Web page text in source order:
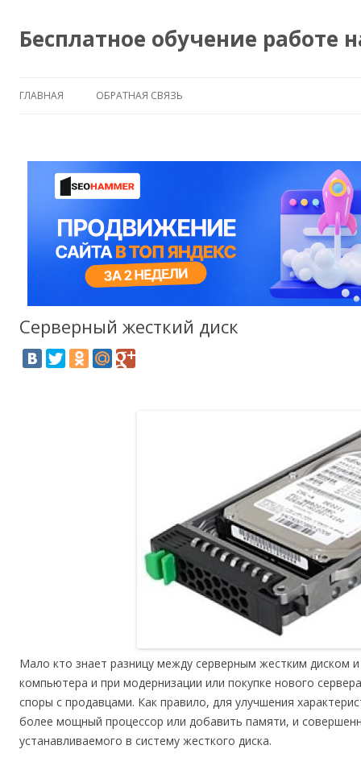
Бесплатное обучение работе
ГЛАВНАЯ ОБРАТНАЯ СВЯЗЬ
Серверный жесткий диск
Мало кто знает разницу между серверным жестким диском
компьютера и при модернизации или покупке нового
споры с продавцами. Как правило, для улучшения
более мощный процессор или добавить памяти, и
устанавливаемого в систему жесткого диска.